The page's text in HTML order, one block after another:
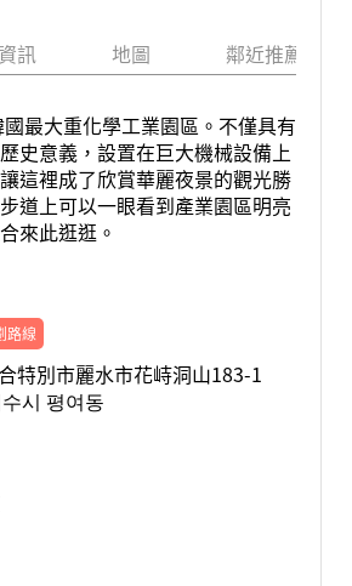
資訊 地圖 鄰近推薦景點
最大重化學工業園區。不僅具有
史意義，設置在巨大機械設備上
這裡成了欣賞華麗夜景的觀光勝
道上可以一眼看到產業園區明亮
來此逛逛。
路線
特別市麗水市花峙洞山183-1
시 평여동